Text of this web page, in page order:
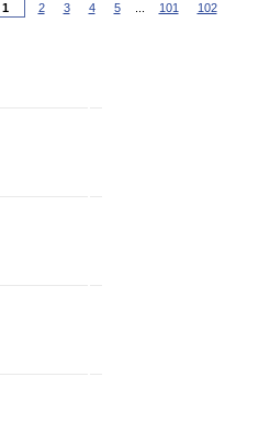
2 3 4 5 101 102